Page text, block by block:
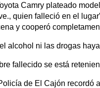
Camry plateado
quien falleció en el
y cooperó
alcohol ni las drogas
fallecido se está
de El Cajón recordó